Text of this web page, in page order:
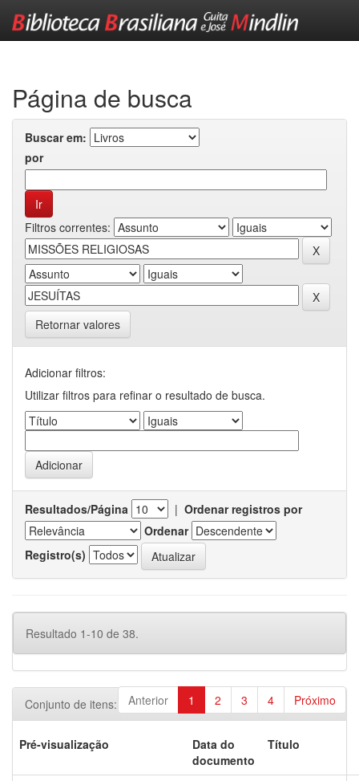
Página de busca
Buscar em:
por
Filtros correntes:
Retornar valores
Adicionar filtros:
Utilizar filtros para refinar o resultado de busca.
Resultados/Página | Ordenar registros por
Ordenar
Registro(s)
Resultado 1-10 de 38.
Anterior 1 2 3 4 Próximo
Conjunto de itens:
Pré-visualização
Data do
documento
Título